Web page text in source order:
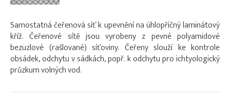
Samostatná čeřenová síť k upevnění na úhlopříčný laminátový
kříž. Čeřenové sítě jsou vyrobeny z pevné polyamidové
bezuzlové (rašlované) síťoviny. Čeřeny slouží ke kontrole
obsádek, odchytu v sádkách, popř. k odchytu pro ichtyologický
průzkum volných vod.